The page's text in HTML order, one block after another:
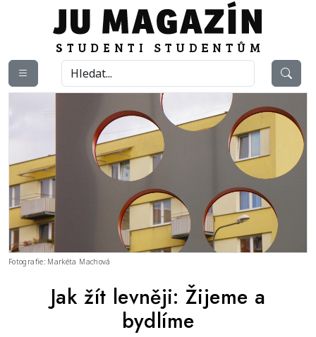
Fotografie: Markéta Machová
Jak žít levněji: Žijeme a
bydlíme